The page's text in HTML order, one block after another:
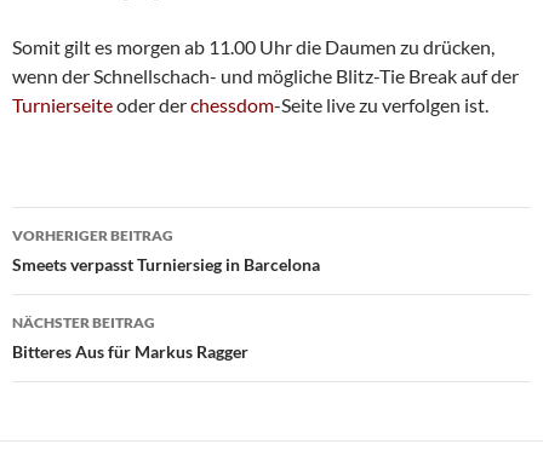
Somit gilt es morgen ab 11.00 Uhr die Daumen zu drücken,
wenn der Schnellschach- und mögliche Blitz-Tie Break auf der
Turnierseiteoder derchessdom-Seite live zu verfolgen ist.
Beitragsnavigation
VORHERIGER BEITRAG
Smeets verpasst Turniersieg in Barcelona
NÄCHSTER BEITRAG
Bitteres Aus für Markus Ragger